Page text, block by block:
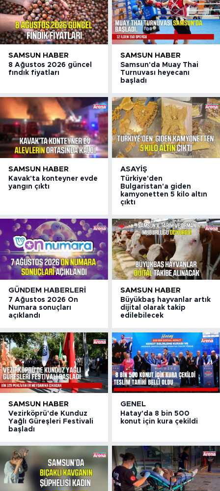
SAMSUN HABER
8 Ağustos 2026 güncel
fındık fiyatları
SAMSUN HABER
Samsun'da Muay Thai
Turnuvası heyecanı
başladı
SAMSUN HABER
Kavak'ta konteyner evde
yangın çıktı
ASAYIŞ
Türkiye'den
Bulgaristan'a giden
kamyonetten 5 kilo altın
çıktı
GÜNDEM HABERLERI
7 Ağustos 2026 On
Numara sonuçları
açıklandı
SAMSUN HABER
Büyükbaş hayvanlar artık
dijital olarak takip
edilebilecek
SAMSUN HABER
Vezirköprü'de Kunduz
Yağlı Güreşleri Festivali
başladı
GENEL
Hatay'da 8 bin 500
konut için kura çekildi